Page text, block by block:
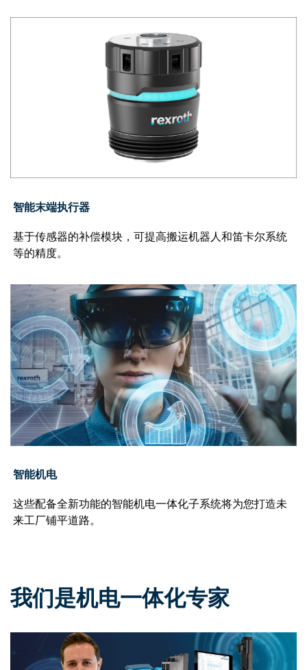
智能末端执行器
基于传感器的补偿模块，可提高搬运机器人和笛卡尔系统
等的精度。
智能机电
这些配备全新功能的智能机电一体化子系统将为您打造未
来工厂铺平道路。
我们是机电一体化专家